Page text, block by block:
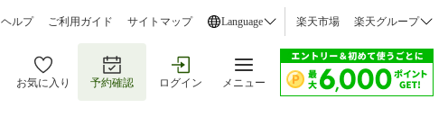
ヘルプ ご利用ガイド サイトマップ Language 楽天市場 楽天グループ
お気に入り 予約確認 ログイン メニュー